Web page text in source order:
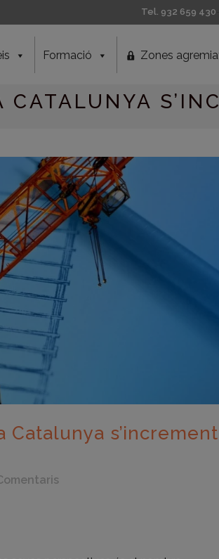
Tel. 932 659 430
Formació Zones
CATALUNYA
Catalunya